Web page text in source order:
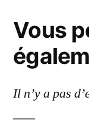
Vous
Il n’y a pas